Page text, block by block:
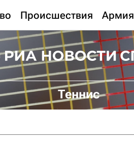
Происшествия Армия
Теннис